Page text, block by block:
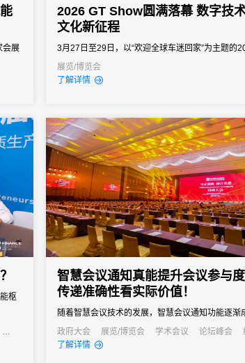
会展
"中
余
2026 GT Show圆满落幕 数字技
文化新征程
3月27日至29日，以“欢迎全球车迷回家”为主题的
车文化风尚秀，在苏州国际博览中心盛大举办。作
的顶级汽车文化盛会，本届展会规模再创新高，总
了一场覆...
展览/博览会
了解详情
枢
智慧会议通知真能提升会议参与
传递准确性看实际价值！
随着智慧会议技术的发展，智慧会议通知功能逐渐
点的关键，其通过自动化、多渠道的信息传递方式
信息传递准确性，进而为会议参与度注入新活力。
政府大会 展览/博览会 学术会议 论坛峰会
公关活动
发布会
了解详情